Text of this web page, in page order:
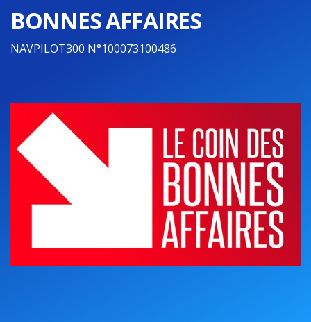
BONNES AFFAIRES
NAVPILOT300 N°100073100486